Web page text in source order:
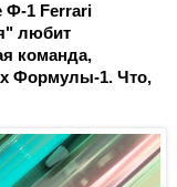
Ф-1 Ferrari
любит
команда,
Формулы-1. Что,